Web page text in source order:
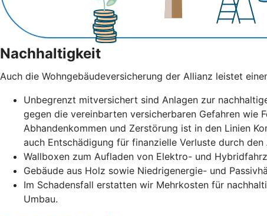
Nachhaltigkeit
Auch die Wohngebäudeversicherung der Allianz leistet
Unbegrenzt mitversichert sind Anlagen zur
gegen die vereinbarten versicherbaren Gefahren wie
Abhandenkommen und Zerstörung ist in den Linien
auch Entschädigung für finanzielle Verluste durch
Wallboxen zum Aufladen von Elektro- und
Gebäude aus Holz sowie Niedrigenergie- und
Im Schadensfall erstatten wir Mehrkosten für
Umbau.